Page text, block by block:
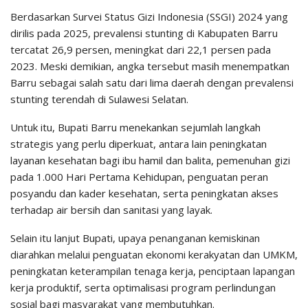
Berdasarkan Survei Status Gizi Indonesia (SSGI) 2024 yang
dirilis pada 2025, prevalensi stunting di Kabupaten Barru
tercatat 26,9 persen, meningkat dari 22,1 persen pada
2023. Meski demikian, angka tersebut masih menempatkan
Barru sebagai salah satu dari lima daerah dengan prevalensi
stunting terendah di Sulawesi Selatan.
Untuk itu, Bupati Barru menekankan sejumlah langkah
strategis yang perlu diperkuat, antara lain peningkatan
layanan kesehatan bagi ibu hamil dan balita, pemenuhan gizi
pada 1.000 Hari Pertama Kehidupan, penguatan peran
posyandu dan kader kesehatan, serta peningkatan akses
terhadap air bersih dan sanitasi yang layak.
Selain itu lanjut Bupati, upaya penanganan kemiskinan
diarahkan melalui penguatan ekonomi kerakyatan dan UMKM,
peningkatan keterampilan tenaga kerja, penciptaan lapangan
kerja produktif, serta optimalisasi program perlindungan
sosial bagi masyarakat yang membutuhkan.